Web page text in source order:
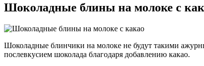
Шоколадные блины на молоке с
Шоколадные блинчики на молоке не будут такими
послевкусием шоколада благодаря добавлению какао.